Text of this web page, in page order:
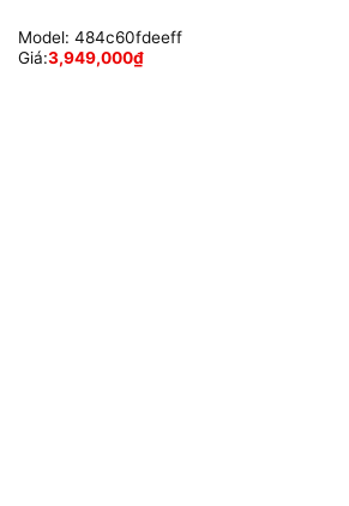
Model: 484c60fdeeff
Giá:3,949,000₫